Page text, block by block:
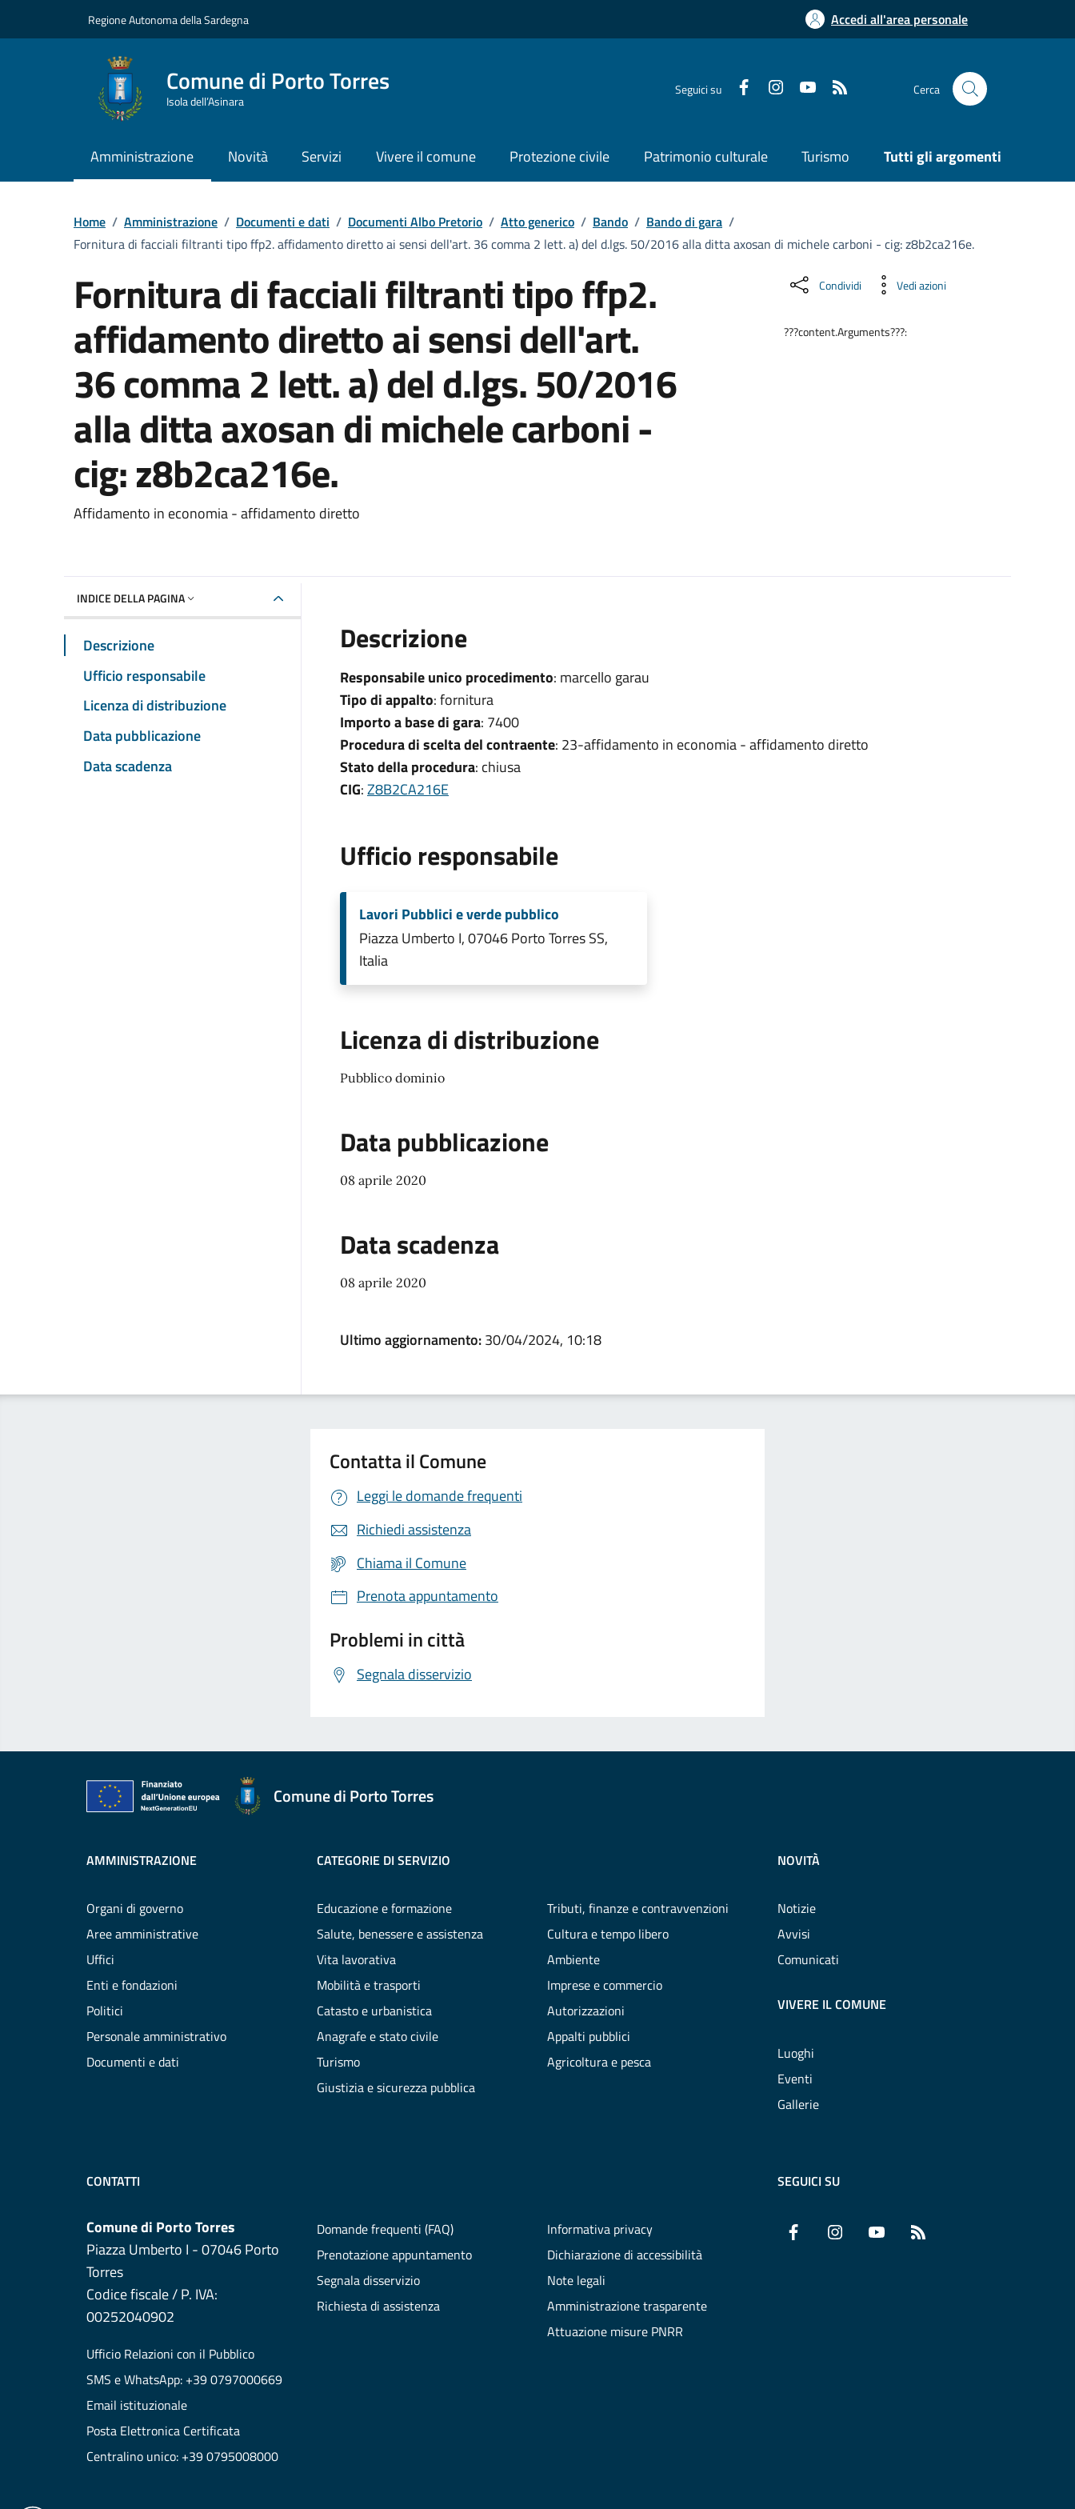
Regione Autonoma della Sardegna Accedi all'area personale
Comune di Porto Torres
Isola dell’Asinara
Seguici su Cerca
Amministrazione Novità Servizi Vivere il comune Protezione civile Patrimonio culturale Turismo Tutti gli argomenti
Home / Amministrazione / Documenti e dati / Documenti Albo Pretorio / Atto generico / Bando / Bando di gara /
Fornitura di facciali filtranti tipo ffp2. affidamento diretto ai sensi dell'art. 36 comma 2 lett. a) del d.lgs. 50/2016 alla ditta axosan di michele carboni - cig: z8b2ca216e.
Fornitura di facciali filtranti tipo ffp2.
affidamento diretto ai sensi dell'art.
36 comma 2 lett. a) del d.lgs. 50/2016
alla ditta axosan di michele carboni -
cig: z8b2ca216e.
Dettaglio del documento
Affidamento in economia - affidamento diretto
Condividi Vedi azioni
???content.Arguments???:
INDICE DELLA PAGINA
Descrizione
Ufficio responsabile
Licenza di distribuzione
Data pubblicazione
Data scadenza
Descrizione
Responsabile unico procedimento: marcello garau
Tipo di appalto: fornitura
Importo a base di gara: 7400
Procedura di scelta del contraente: 23-affidamento in economia - affidamento diretto
Stato della procedura: chiusa
CIG:Z8B2CA216E
Ufficio responsabile
Lavori Pubblici e verde pubblico
Piazza Umberto I, 07046 Porto Torres SS,
Italia
Licenza di distribuzione
Pubblico dominio
Data pubblicazione
08 aprile 2020
Data scadenza
08 aprile 2020
Ultimo aggiornamento:30/04/2024, 10:18
Contatta il Comune
Leggi le domande frequenti
Richiedi assistenza
Chiama il Comune
Prenota appuntamento
Problemi in città
Segnala disservizio
Comune di Porto Torres
AMMINISTRAZIONE
Organi di governo
Aree amministrative
Uffici
Enti e fondazioni
Politici
Personale amministrativo
Documenti e dati
CATEGORIE DI SERVIZIO
Educazione e formazione
Salute, benessere e assistenza
Vita lavorativa
Mobilità e trasporti
Catasto e urbanistica
Anagrafe e stato civile
Turismo
Giustizia e sicurezza pubblica
Tributi, finanze e contravvenzioni
Cultura e tempo libero
Ambiente
Imprese e commercio
Autorizzazioni
Appalti pubblici
Agricoltura e pesca
NOVITÀ
Notizie
Avvisi
Comunicati
VIVERE IL COMUNE
Luoghi
Eventi
Gallerie
CONTATTI
Comune di Porto Torres
Piazza Umberto I - 07046 Porto
Torres
Codice fiscale / P. IVA:
00252040902
Ufficio Relazioni con il Pubblico
SMS e WhatsApp: +39 0797000669
Email istituzionale
Posta Elettronica Certificata
Centralino unico: +39 0795008000
Domande frequenti (FAQ)
Prenotazione appuntamento
Segnala disservizio
Richiesta di assistenza
Informativa privacy
Dichiarazione di accessibilità
Note legali
Amministrazione trasparente
Attuazione misure PNRR
SEGUICI SU
Facebook InstagramYouTube